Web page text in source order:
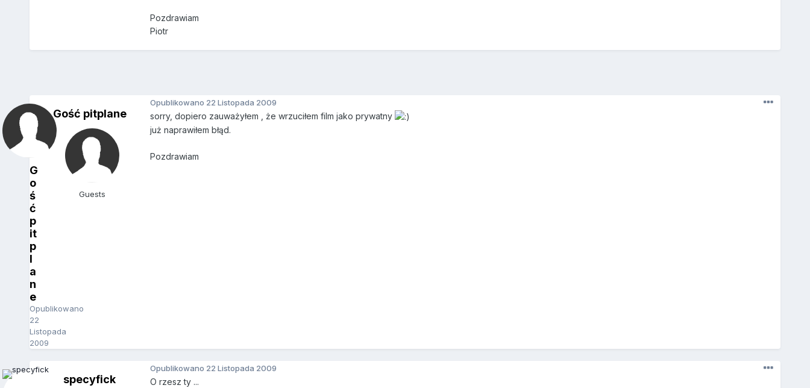
Pozdrawiam
Piotr
G
o
ś
ć
p
it
p
l
a
n
e
Opublikowano
22
Listopada
2009
Gość pitplane
Guests
Opublikowano 22 Listopada 2009
sorry, dopiero zauważyłem , że wrzuciłem film jako prywatny
już naprawiłem błąd.
Pozdrawiam
specyfick
Opublikowano 22 Listopada 2009
O rzesz ty ...